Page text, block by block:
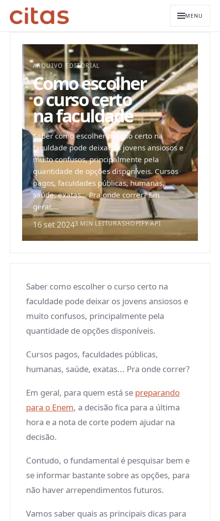
MENU
ARQUIVO EDITORIAL
Como escolher
o curso certo
na faculdade
Saber como escolher o curso certo na
faculdade pode deixar os jovens ansiosos e
muito confusos, principalmente pela
quantidade de opções disponíveis. Cursos
pagos, faculdades públicas, humanas,
saúde, exatas... Pra onde correr? Em
geral,...
16 set 20243 MIN LEITURASHOPIFY API
Saber como escolher o curso certo na
faculdade pode deixar os jovens ansiosos e
muito confusos, principalmente pela
quantidade de opções disponíveis.
Cursos pagos, faculdades públicas,
humanas, saúde, exatas... Pra onde correr?
Em geral, para quem está se preparando
para o Enem, a decisão fica para a última
hora e a nota de corte podem ajudar na
decisão.
Contudo, o fundamental é pesquisar bem e
se informar bastante sobre as opções, para
não haver arrependimentos futuros.
Vamos saber quais as principais dicas para